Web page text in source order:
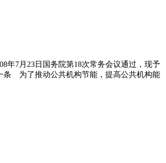
7月23日国务院第18次常务会议通过，现予
动公共机构节能，提高公共机构能